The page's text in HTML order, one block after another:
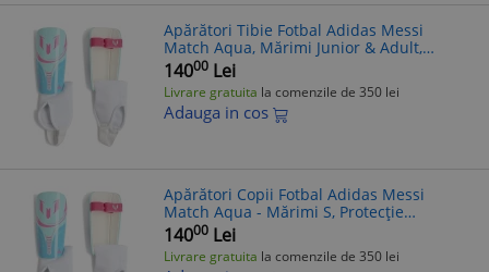
Apărători Tibie Fotbal Adidas Messi
Match Aqua, Mărimi Junior & Adult,
Protecție Fotbal
14000 Lei
Livrare gratuita la comenzile de 350 lei
Adauga in cos
Apărători Copii Fotbal Adidas Messi
Match Aqua - Mărimi S, Protecție
Antrenament, Echipament Fotbal
14000 Lei
Livrare gratuita la comenzile de 350 lei